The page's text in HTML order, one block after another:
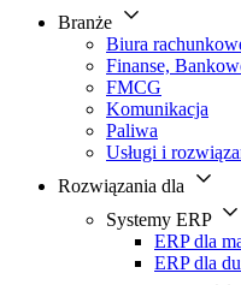
Branże
Biura
Finanse,
FMCG
Komunikacja
Paliwa
Usługi i
Rozwiązania dla
Systemy ERP
ERP dla
ERP dla